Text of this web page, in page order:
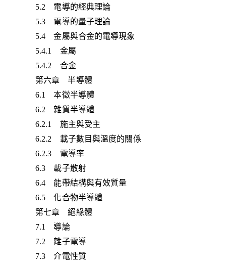
5.2 電導的經典理論
5.3 電導的量子理論
5.4 金屬與合金的電導現象
5.4.1 金屬
5.4.2 合金
第六章 半導體
6.1 本徵半導體
6.2 雜質半導體
6.2.1 施主與受主
6.2.2 載子數目與溫度的關係
6.2.3 電導率
6.3 載子散射
6.4 能帶結構與有效質量
6.5 化合物半導體
第七章 絕緣體
7.1 導論
7.2 離子電導
7.3 介電性質